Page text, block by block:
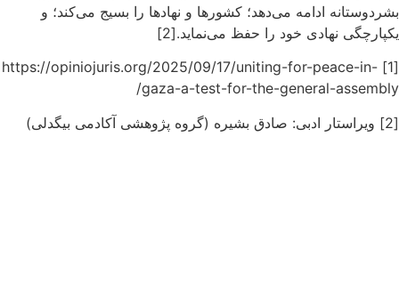
بشردوستانه ادامه می‌دهد؛ کشورها و نهادها را بسیج می‌کند؛ و
یکپارچگی نهادی خود را حفظ می‌نماید.[2]
[1] https://opiniojuris.org/2025/09/17/uniting-for-peace-in-
gaza-a-test-for-the-general-assembly/
[2] ویراستار ادبی: صادق بشیره (گروه پژوهشی آکادمی بیگدلی)